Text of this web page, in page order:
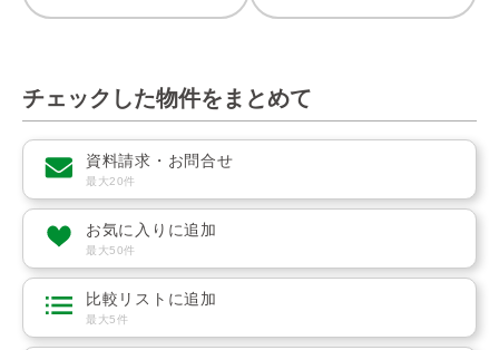
チェックした物件をまとめて
資料請求・お問合せ
最大20件
お気に入りに追加
最大50件
比較リストに追加
最大5件